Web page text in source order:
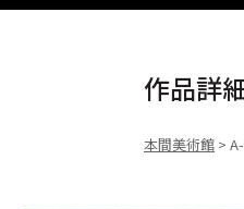
作品詳
本間美術館 >